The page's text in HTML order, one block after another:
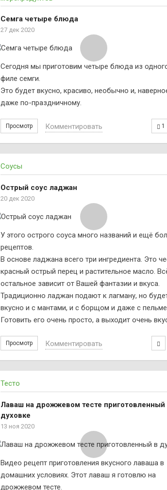
Семга четыре блюда
27 дек 2020
Сегодня мы приготовим четыре блюда из
филе семги.
Это будет вкусно, красиво, необычно и,
даже по-праздничному.
Просмотр 1
Комментировать
Соусы
Острый соус ладжан
20 дек 2020
У этого острого соуса много названий и ещё
рецептов.
В основе ладжана всего три ингредиента. Это
красный острый перец и растительное масло.
остальное зависит от Вашей фантазии и вкуса.
Традиционно ладжан подают к лагману, но
вкусно и с мантами, и с борщом и даже с
Готовить его очень просто, а выходит очень
Просмотр Комментировать
Тесто
Лаваш на дрожжевом тесте приготовленный
духовке
13 ноя 2020
Видео рецепт приготовления вкусного лаваша в
домашних условиях. Этот лаваш я готовлю на
дрожжевом тесте.